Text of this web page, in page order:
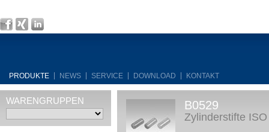
PRODUKTE NEWS SERVICE DOWNLOAD KONTAKT
WARENGRUPPEN B0529
Zylinderstifte